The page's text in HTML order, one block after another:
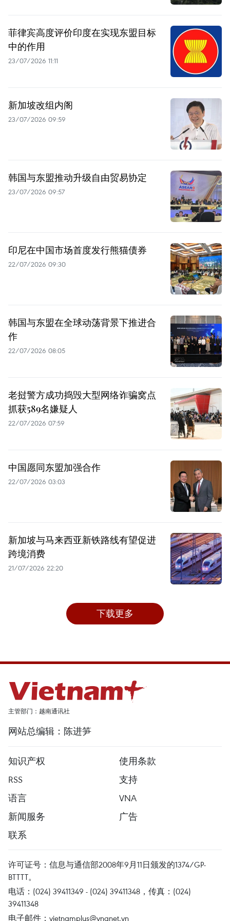
菲律宾高度评价印度在实现东盟目标
中的作用
23/07/2026 11:11
新加坡改组内阁
23/07/2026 09:59
韩国与东盟推动升级自由贸易协定
23/07/2026 09:57
印尼在中国市场首度发行熊猫债券
22/07/2026 09:30
韩国与东盟在全球动荡背景下推进合
作
22/07/2026 08:05
老挝警方成功捣毁大型网络诈骗窝点
抓获589名嫌疑人
22/07/2026 07:59
中国愿同东盟加强合作
22/07/2026 03:03
新加坡与马来西亚新铁路线有望促进
跨境消费
21/07/2026 22:20
下载更多
主管部门：越南通讯社
网站总编辑：陈进笋
知识产权
使用条款
RSS
支持
语言
VNA
新闻服务
广告
联系
许可证号：信息与通信部2008年9月11日颁发的1374/GP-
BTTTT。
电话：(024) 39411349 - (024) 39411348，传真：(024)
39411348
电子邮件： vietnamplus@vnanet.vn